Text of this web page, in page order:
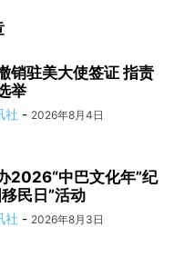
销驻美大使签证 指责
举
社 - 2026年8月4日
2026“中巴文化年”纪
民日”活动
社 - 2026年8月3日